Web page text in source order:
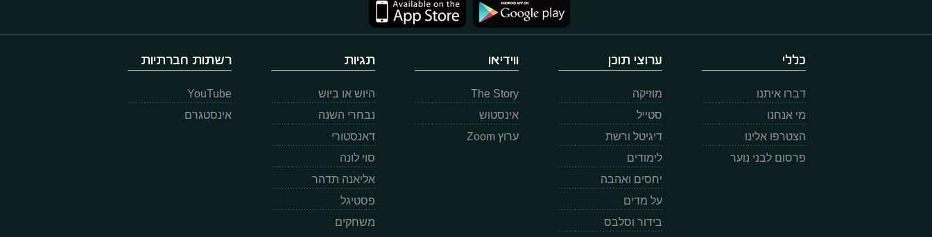
כללי
דברו איתנו
מי אנחנו
הצטרפו אלינו
פרסום לבני נוער
ערוצי תוכן
מוזיקה
סטייל
דיגיטל ורשת
לימודים
יחסים ואהבה
על מדים
בידור וסלבס
ווידיאו
The Story
אינסטוש
ערוץ Zoom
תגיות
היוש או ביוש
נבחרי השנה
דאנסטורי
סוי לונה
אליאנה תדהר
פסטיגל
משחקים
רשתות חברתיות
YouTube
אינסטגרם